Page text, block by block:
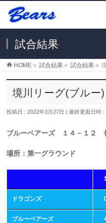
試合結果
HOME » 試合結果 » 試合結果 »
境川リーグ(ブル
投稿日 : 2022年3月27日 最終更新日時 :
ブルーベアーズ １４－１２
場所：第一グラウンド
ドラゴンズ
ブルーベアーズ